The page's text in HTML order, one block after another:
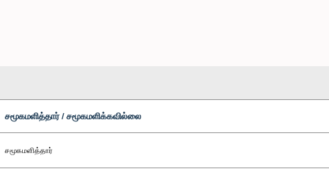
சமூகமளித்தார் / சமூகமளிக்கவில்லை
சமூகமளித்தார்